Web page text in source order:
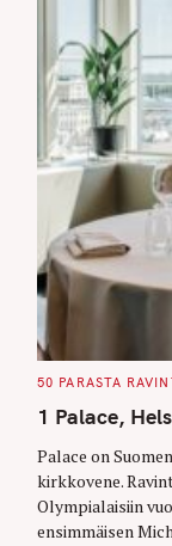
C
T
E
O
R
I
S
50 PARASTA
1 Palace,
Palace on
kirkkovene.
Olympialaisiin
ensimmäisen